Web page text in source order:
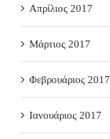
Απρίλιος 2017
Μάρτιος 2017
Φεβρουάριος 2017
Ιανουάριος 2017